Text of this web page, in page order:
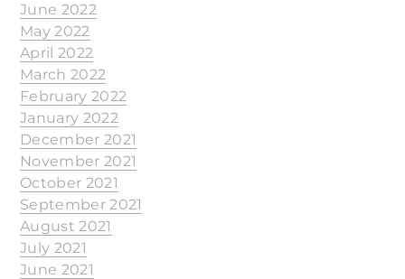
June 2022
May 2022
April 2022
March 2022
February 2022
January 2022
December 2021
November 2021
October 2021
September 2021
August 2021
July 2021
June 2021